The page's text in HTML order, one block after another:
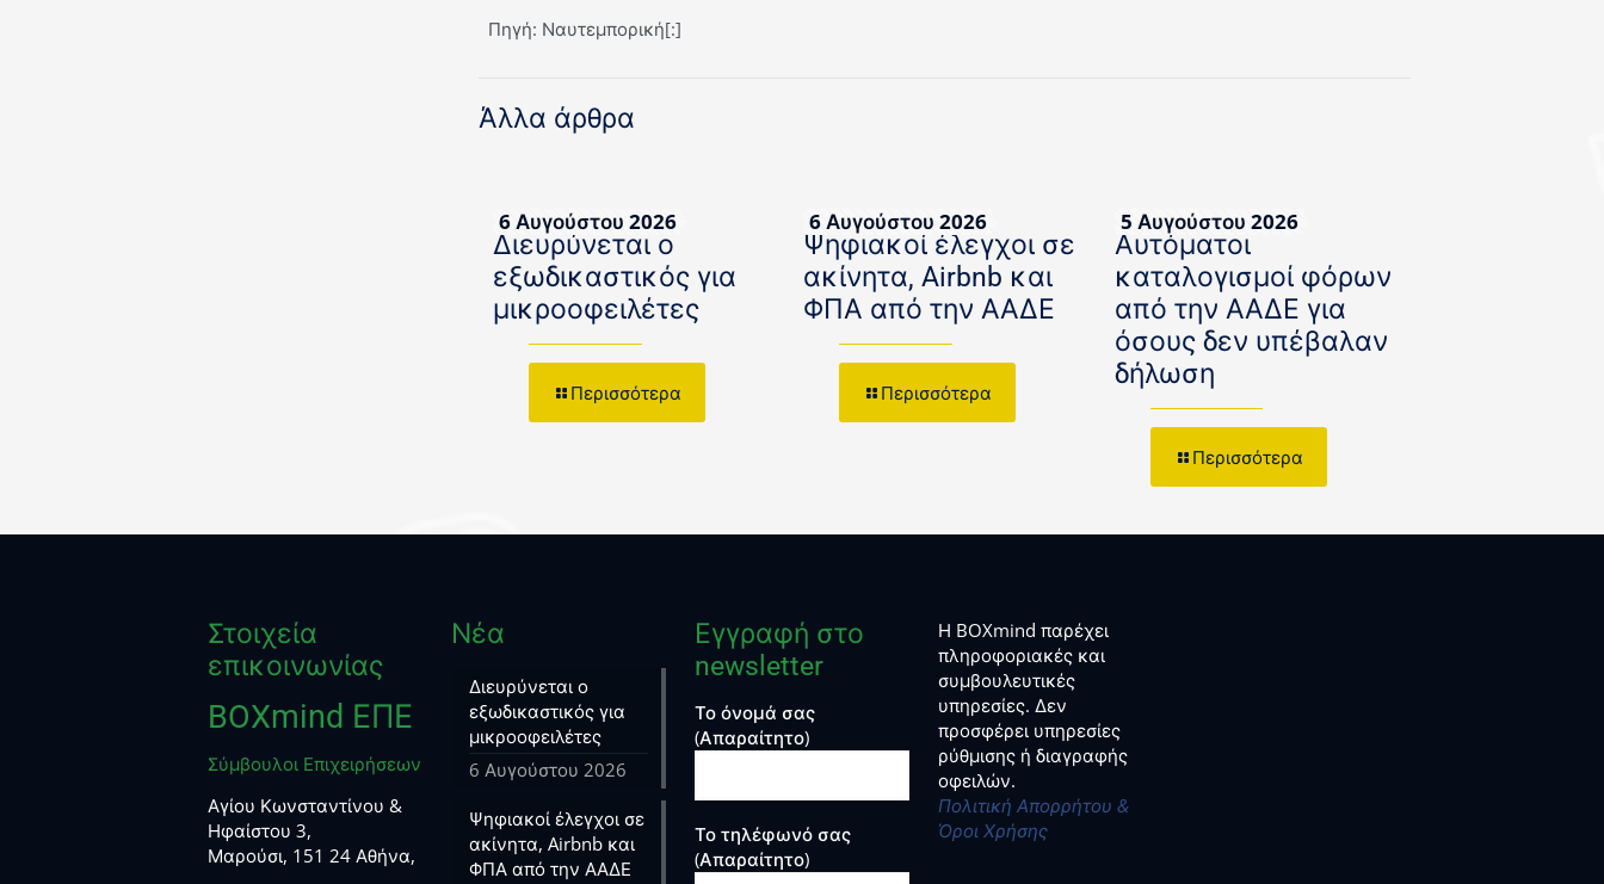
Πηγή: Ναυτεμπορική[:]
Άλλα άρθρα
6 Αυγούστου 2026
Διευρύνεται ο
εξωδικαστικός για
μικροοφειλέτες
Περισσότερα
6 Αυγούστου 2026
Ψηφιακοί έλεγχοι σε
ακίνητα, Airbnb και
ΦΠΑ από την ΑΑΔΕ
Περισσότερα
5 Αυγούστου 2026
Αυτόματοι
καταλογισμοί φόρων
από την ΑΑΔΕ για
όσους δεν υπέβαλαν
δήλωση
Περισσότερα
Στοιχεία
επικοινωνίας
BOXmind ΕΠΕ
Σύμβουλοι Επιχειρήσεων
Αγίου Κωνσταντίνου &
Ηφαίστου 3,
Μαρούσι, 151 24 Αθήνα,
Νέα
Διευρύνεται ο
εξωδικαστικός για
μικροοφειλέτες
6 Αυγούστου 2026
Ψηφιακοί έλεγχοι σε
ακίνητα, Airbnb και
ΦΠΑ από την ΑΑΔΕ
Εγγραφή στο
newsletter
Το όνομά σας
(Απαραίτητο)
Το τηλέφωνό σας
(Απαραίτητο)
Η BOXmind παρέχει
πληροφοριακές και
συμβουλευτικές
υπηρεσίες. Δεν
προσφέρει υπηρεσίες
ρύθμισης ή διαγραφής
οφειλών.
Πολιτική Απορρήτου &
Όροι Χρήσης